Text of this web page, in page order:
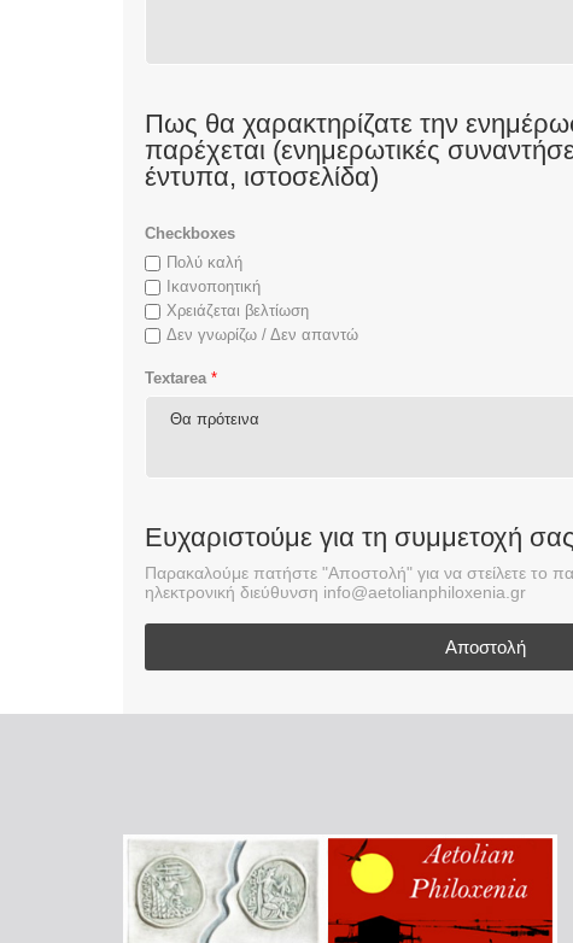
Πως θα χαρακτηρίζατε την
παρέχεται (ενημερωτικές
έντυπα, ιστοσελίδα)
Checkboxes
Πολύ καλή
Ικανοποητική
Χρειάζεται βελτίωση
Δεν γνωρίζω / Δεν απαντώ
Textarea *
Ευχαριστούμε για τη συμμετοχή
Παρακαλούμε πατήστε "Αποστολή" για να στείλετε το
ηλεκτρονική διεύθυνση info@aetolianphiloxenia.gr
Αποστολή